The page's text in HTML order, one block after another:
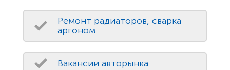
Ремонт радиаторов, сварка
аргоном
Вакансии авторынка